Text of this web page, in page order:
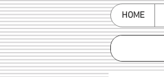
HOME